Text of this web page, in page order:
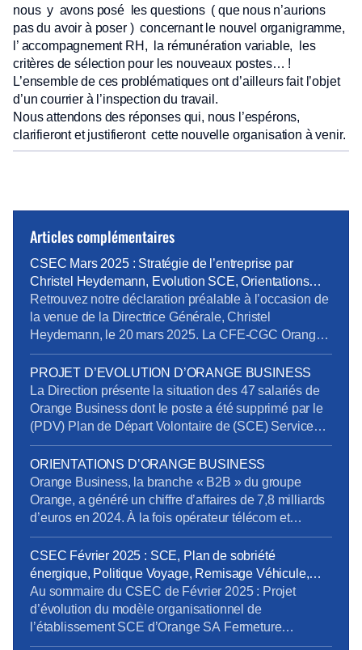
nous y avons posé les questions ( que nous n’aurions
pas du avoir à poser ) concernant le nouvel organigramme,
l’ accompagnement RH, la rémunération variable, les
critères de sélection pour les nouveaux postes… !
L’ensemble de ces problématiques ont d’ailleurs fait l’objet
d’un courrier à l’inspection du travail.
Nous attendons des réponses qui, nous l’espérons,
clarifieront et justifieront cette nouvelle organisation à venir.
Articles complémentaires
CSEC Mars 2025 : Stratégie de l’entreprise par
Christel Heydemann, Evolution SCE, Orientations
Orange Business
Retrouvez notre déclaration préalable à l’occasion de
la venue de la Directrice Générale, Christel
Heydemann, le 20 mars 2025. La CFE-CGC Orange
l’a interpellée sur plusieurs sujets issus de l’enquête
de la Commission Nationale de Prévention et de
Sécurité (CNPS) : La situation de RPS et un suicide
reconnu en accident du travail La dégradation […]
PROJET D’EVOLUTION D’ORANGE BUSINESS
La Direction présente la situation des 47 salariés de
Orange Business dont le poste a été supprimé par le
(PDV) Plan de Départ Volontaire de (SCE) Services
de Communication Entreprise) sans qu’ils aient été
volontaires. Rappelons en effet que la Direction s’était
engagée à retrouver des postes pour tous les salariés
impactés. Au 20 mars […]
ORIENTATIONS D’ORANGE BUSINESS
Orange Business, la branche « B2B » du groupe
Orange, a généré un chiffre d’affaires de 7,8 milliards
d’euros en 2024. À la fois opérateur télécom et
intégrateur numérique, elle sert une clientèle
mondiale via trois canaux : Entreprises France,
Grands Clients France et International. Ses services
se répartissent en trois segments : Télécom, Digital et
Intégration. […]
CSEC Février 2025 : SCE, Plan de sobriété
énergique, Politique Voyage, Remisage Véhicule,
Addictions
Au sommaire du CSEC de Février 2025 : Projet
d’évolution du modèle organisationnel de
l’établissement SCE d’Orange SA Fermeture
exceptionnelle de certains sites tertiaires dans le